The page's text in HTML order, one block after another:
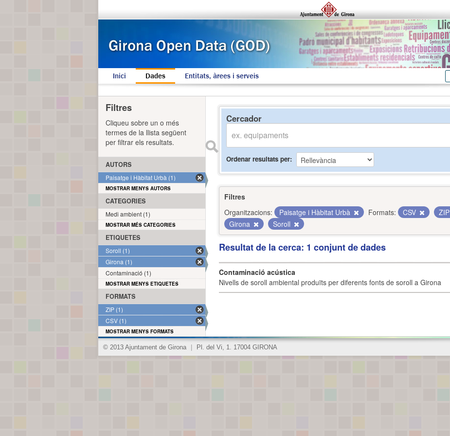
Inici Dades Entitats, àrees i serveis
Cercador
Ordenar resultats per
Filtres
Organitzacions:
Paisatge i Hàbitat Urbà Formats: CSV ZIP
Girona
Soroll
Resultat de la cerca: 1 conjunt de dades
Contaminació acústica
Nivells de soroll ambiental produïts per diferents fonts de soroll a Girona
Filtres
Cliqueu sobre un o més
termes de la llista següent
per filtrar els resultats.
AUTORS
Paisatge i Hàbitat Urbà (1)
MOSTRAR MENYS AUTORS
CATEGORIES
Medi ambient (1)
MOSTRAR MÉS CATEGORIES
ETIQUETES
Soroll (1)
Girona (1)
Contaminació (1)
MOSTRAR MENYS ETIQUETES
FORMATS
ZIP (1)
CSV (1)
MOSTRAR MENYS FORMATS
© 2013 Ajuntament de Girona Pl. del Vi, 1. 17004 GIRONA